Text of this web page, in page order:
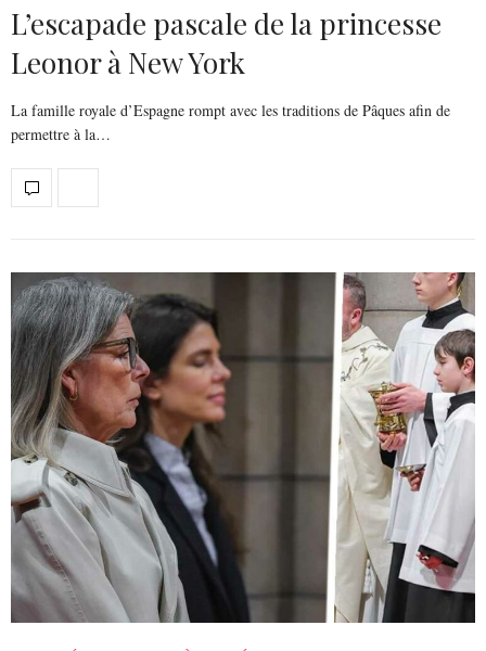
L’escapade pascale de la princesse
Leonor à New York
La famille royale d’Espagne rompt avec les traditions de Pâques afin de
permettre à la…